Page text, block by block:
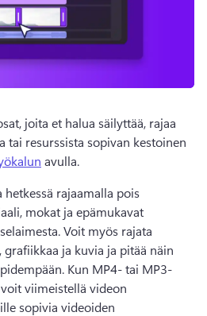
joita et halua säilyttää, rajaa
tai resurssista sopivan kestoinen
avulla.
rajaamalla pois
mokat ja epämukavat
Voit myös rajata
grafiikkaa ja kuvia ja pitää näin
Kun MP4- tai MP3-
viimeistellä videon
sopivia videoiden